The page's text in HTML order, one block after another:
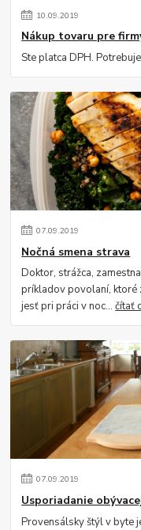
10.09.2019
Nákup tovaru pre
Ste platca DPH.
07.09.2019
Nočná smena strava
Doktor, strážca,
príkladov povolaní, ktoré
jesť pri práci v noc...čítať
07.09.2019
Usporiadanie
Provensálsky štýl v byte